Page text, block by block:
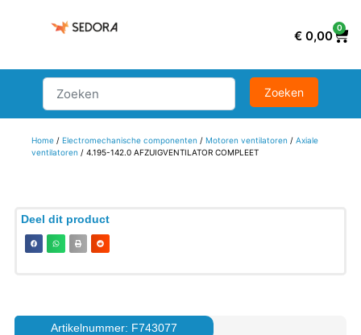
€ 0,00
0
Home/ Electromechanische componenten / Motoren ventilatoren / Axiale
ventilatoren / 4.195-142.0 AFZUIGVENTILATOR COMPLEET
Deel dit product
Artikelnummer: F743077